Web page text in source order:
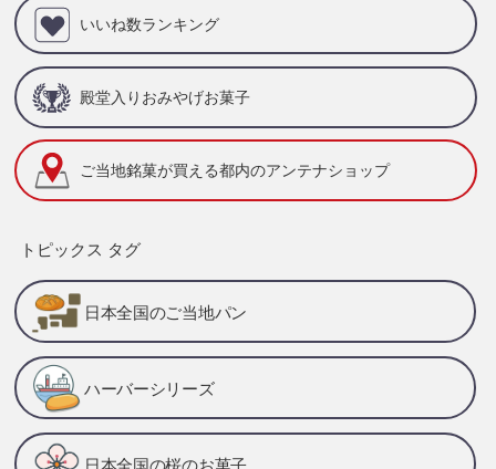
いいね数ランキング
殿堂入りおみやげお菓子
ご当地銘菓が買える都内のアンテナショップ
トピックス タグ
日本全国のご当地パン
ハーバーシリーズ